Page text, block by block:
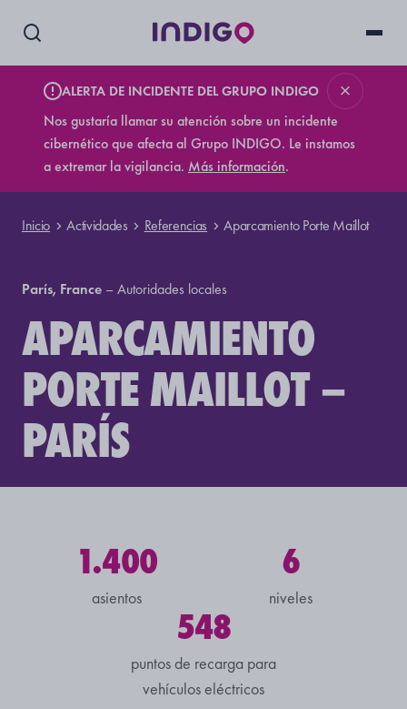
ALERTA DE INCIDENTE DEL GRUPO INDIGO
Nos gustaría llamar su atención sobre un incidente
cibernético que afecta al Grupo INDIGO. Le instamos
a extremar la vigilancia. Más información.
Inicio Actividades Referencias Aparcamiento Porte Maillot
París, France –Autoridades locales
APARCAMIENTO
PORTE MAILLOT –
PARÍS
1.400
asientos
6
niveles
548
puntos de recarga para
vehículos eléctricos